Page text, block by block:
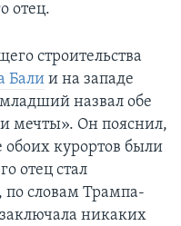
отец.
строительства
Бали и на западе
назвал обе
мечты». Он пояснил,
обоих курортов были
отец стал
словам Трампа-
никаких